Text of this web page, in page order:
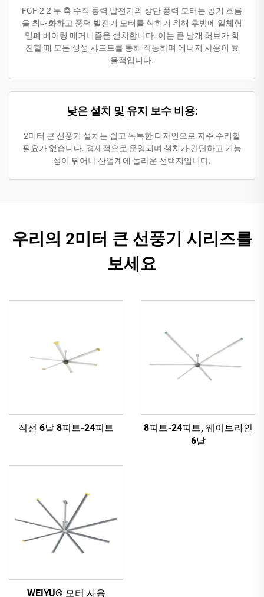
FGF-2-2 두 축 수직 풍력 발전기의 상단 풍력 모터는 공기 흐름
을 최대화하고 풍력 발전기 모터를 식히기 위해 후방에 일체형
밀폐 베어링 메커니즘을 설치합니다. 이는 큰 날개 허브가 회
전할 때 모든 생성 샤프트를 통해 작동하며 에너지 사용이 효
율적입니다.
낮은 설치 및 유지 보수 비용:
2미터 큰 선풍기 설치는 쉽고 독특한 디자인으로 자주 수리할
필요가 없습니다. 경제적으로 운영되며 설치가 간단하고 기능
성이 뛰어나 산업계에 놀라운 선택지입니다.
우리의 2미터 큰 선풍기 시리즈를
보세요
직선 6날 8피트-24피트
8피트-24피트, 웨이브라인
6날
WEIYU® 모터 사용